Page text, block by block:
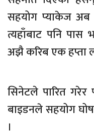
सहयोग प्याकेज अब
त्यहाँबाट पनि पास
अझै करिब एक हप्ता
सिनेटले पारित गरेर
बाइडनले सहयोग
।